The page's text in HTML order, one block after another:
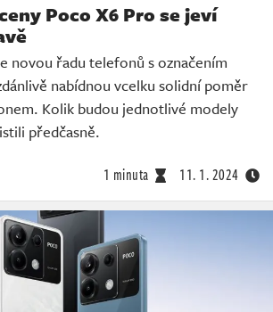
Poco X6 Pro se jeví
novou řadu telefonů s označením
nabídnou vcelku solidní poměr
Kolik budou jednotlivé modely
předčasně.
1 minuta 11. 1. 2024